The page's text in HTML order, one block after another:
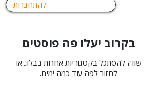
להתחברות
בקרוב יעלו פה פוסטים
שווה להסתכל בקטגוריות אחרות בבלוג או
לחזור לפה עוד כמה ימים.